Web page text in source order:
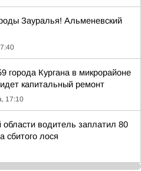
Зауралья! Альменевский
города Кургана в микрорайоне
капитальный ремонт
17:10
области водитель заплатил 80
сбитого лося